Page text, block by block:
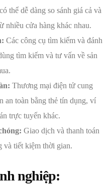
thể dễ dàng so sánh giá cả và
nhiều cửa hàng khác nhau.
Các công cụ tìm kiếm và đánh
tìm kiếm và tư vấn về sản
Thương mại điện tử cung
an toàn bằng thẻ tín dụng, ví
trực tuyến khác.
Giao dịch và thanh toán
và tiết kiệm thời gian.
nghiệp: